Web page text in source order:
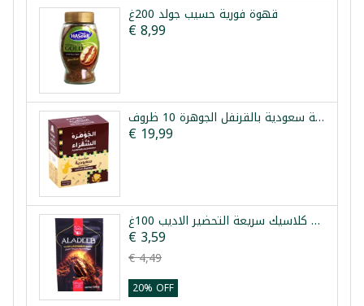
قهوة فورية حسيب جولد 200غ
€ 8,99
قهوة عربية سعودية بالقرنفل الجوهرة 10 ظروف
€ 19,99
قهوة كلاسيك سريعة التحضير الاديب 100غ
€ 3,59
€ 4,49
20% OFF